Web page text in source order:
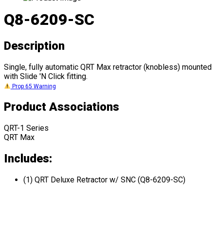
Q8-6209-SC
Description
Single, fully automatic QRT Max retractor (knobless) mounted
with Slide 'N Click fitting.
Prop 65 Warning
Product Associations
QRT-1 Series
QRT Max
Includes:
(1) QRT Deluxe Retractor w/ SNC (Q8-6209-SC)